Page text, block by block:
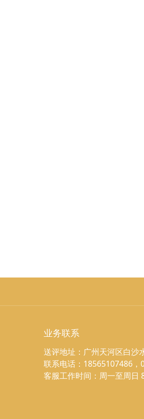
业务联系
送评地址：广州天河区白沙
联系电话：18565107486，
客服工作时间：周一至周日